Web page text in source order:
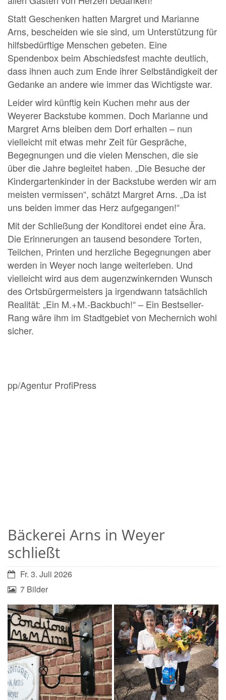
Statt Geschenken hatten Margret und Marianne
Arns, bescheiden wie sie sind, um Unterstützung für
hilfsbedürftige Menschen gebeten. Eine
Spendenbox beim Abschiedsfest machte deutlich,
dass ihnen auch zum Ende ihrer Selbständigkeit der
Gedanke an andere wie immer das Wichtigste war.
Leider wird künftig kein Kuchen mehr aus der
Weyerer Backstube kommen. Doch Marianne und
Margret Arns bleiben dem Dorf erhalten – nun
vielleicht mit etwas mehr Zeit für Gespräche,
Begegnungen und die vielen Menschen, die sie
über die Jahre begleitet haben. „Die Besuche der
Kindergartenkinder in der Backstube werden wir am
meisten vermissen“, schätzt Margret Arns. „Da ist
uns beiden immer das Herz aufgegangen!“
Mit der Schließung der Konditorei endet eine Ära.
Die Erinnerungen an tausend besondere Torten,
Teilchen, Printen und herzliche Begegnungen aber
werden in Weyer noch lange weiterleben. Und
vielleicht wird aus dem augenzwinkernden Wunsch
des Ortsbürgermeisters ja irgendwann tatsächlich
Realität: „Ein M.+M.-Backbuch!“ – Ein Bestseller-
Rang wäre ihm im Stadtgebiet von Mechernich wohl
sicher.
pp/Agentur ProfiPress
Bäckerei Arns in Weyer
schließt
Fr. 3. Juli 2026
7 Bilder